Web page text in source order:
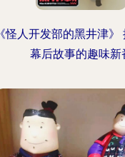
《怪人开发部的黑井津》
幕后故事的趣味新